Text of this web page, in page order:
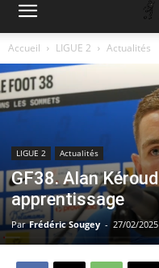
Accueil LIGUE 2 Actualités
LIGUE 2 Actualités
GF38. Alan
apprentissage
Par Frédéric Sougey - 27/02/2025